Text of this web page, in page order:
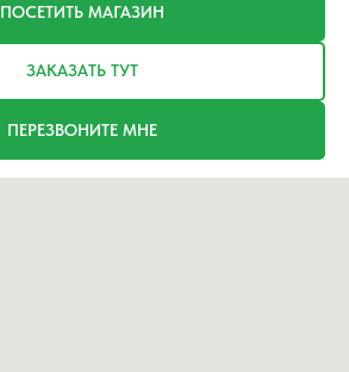
ПОСЕТИТЬ МАГАЗИН
ЗАКАЗАТЬ ТУТ
ПЕРЕЗВОНИТЕ МНЕ